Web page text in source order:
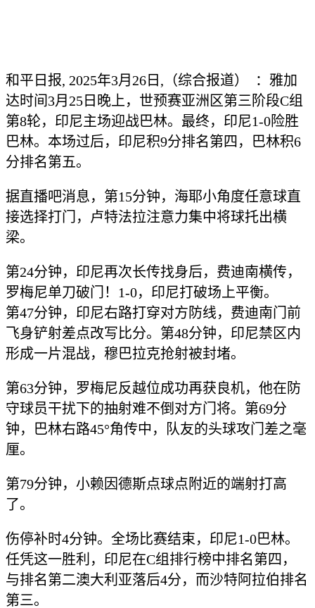
和平日报, 2025年3月26日,（综合报道） ：雅加
达时间3月25日晚上，世预赛亚洲区第三阶段C组
第8轮，印尼主场迎战巴林。最终，印尼1-0险胜
巴林。本场过后，印尼积9分排名第四，巴林积6
分排名第五。
据直播吧消息，第15分钟，海耶小角度任意球直
接选择打门，卢特法拉注意力集中将球托出横
梁。
第24分钟，印尼再次长传找身后，费迪南横传，
罗梅尼单刀破门！1-0，印尼打破场上平衡。
第47分钟，印尼右路打穿对方防线，费迪南门前
飞身铲射差点改写比分。第48分钟，印尼禁区内
形成一片混战，穆巴拉克抢射被封堵。
第63分钟，罗梅尼反越位成功再获良机，他在防
守球员干扰下的抽射难不倒对方门将。第69分
钟，巴林右路45°角传中，队友的头球攻门差之毫
厘。
第79分钟，小赖因德斯点球点附近的端射打高
了。
伤停补时4分钟。全场比赛结束，印尼1-0巴林。
任凭这一胜利，印尼在C组排行榜中排名第四，
与排名第二澳大利亚落后4分，而沙特阿拉伯排名
第三。